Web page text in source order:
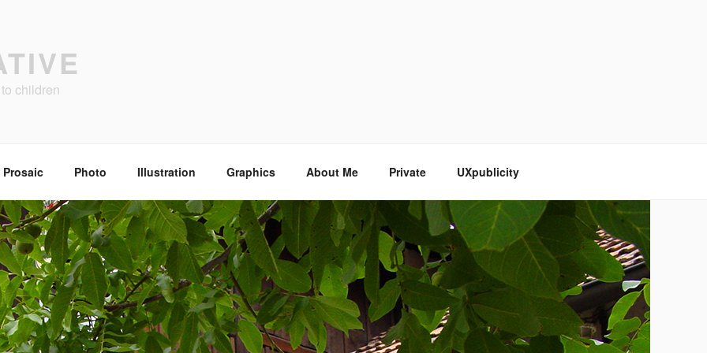
children
Prosaic Photo Illustration Graphics About Me Private UXpublicity